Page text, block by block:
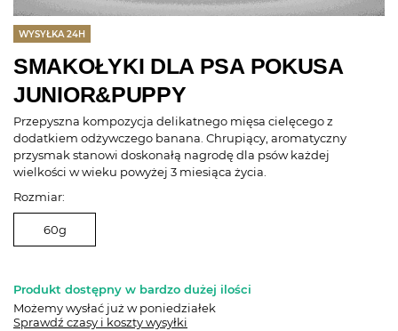
SMAKOŁYKI DLA PSA POKUSA
JUNIOR&PUPPY
Przepyszna kompozycja delikatnego mięsa cielęcego z
dodatkiem odżywczego banana. Chrupiący, aromatyczny
przysmak stanowi doskonałą nagrodę dla psów każdej
wielkości w wieku powyżej 3 miesiąca życia.
WYSYŁKA 24H
Rozmiar:
60g
Produkt dostępny w bardzo dużej ilości
Możemy wysłać już w poniedziałek
Sprawdź czasy i koszty wysyłki